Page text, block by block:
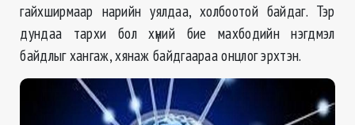
гайхширмаар нарийн уялдаа, холбоотой байдаг. Тэр
дундаа тархи бол хүний бие махбодийн нэгдмэл
байдлыг хангаж, хянаж байдгаараа онцлог эрхтэн.